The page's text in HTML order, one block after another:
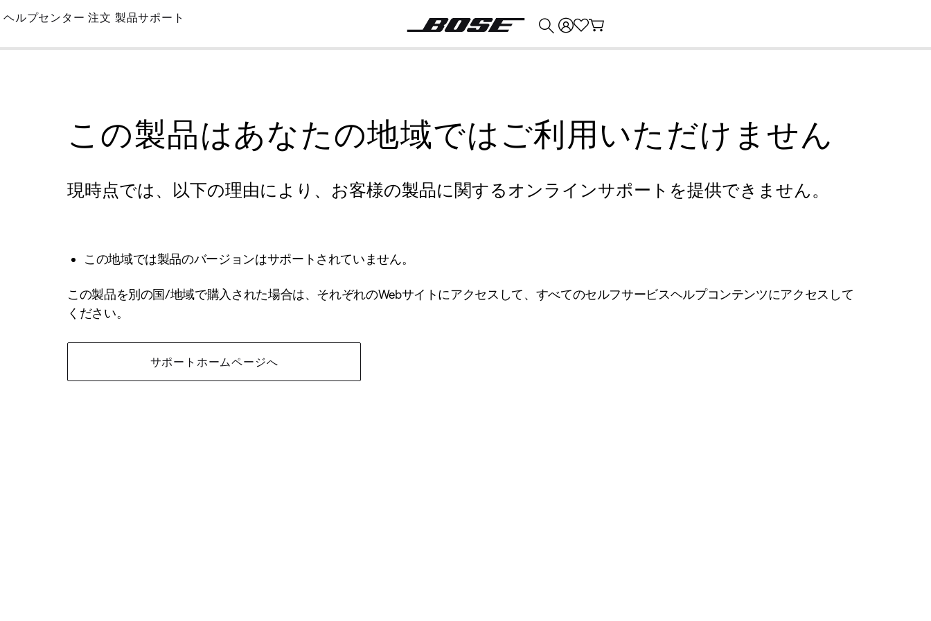
Skip
Main
ヘルプセンター 注文 製品サポート
この製品はあなたの地域ではご利用いただけません
現時点では、以下の理由により、お客様の製品に関するオンラインサポートを提供できません。
この地域では製品のバージョンはサポートされていません。
この製品を別の国/地域で購入された場合は、それぞれのWebサイトにアクセスして、すべてのセルフサービスヘルプコンテンツにアクセスして
ください。
サポートホームページへ